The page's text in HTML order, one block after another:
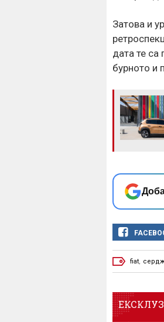
Затова и
дата те
бурното и
fiat,